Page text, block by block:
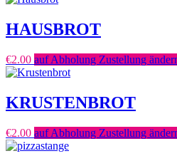
HAUSBROT
€2.00 auf Abholung Zustellung
KRUSTENBROT
€2.00 auf Abholung Zustellung